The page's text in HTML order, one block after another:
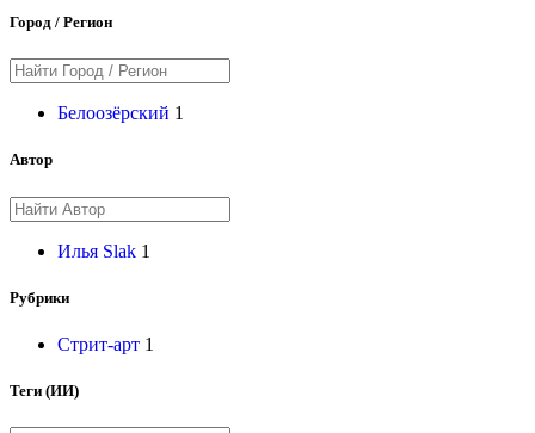
Город / Регион
Белоозёрский 1
Автор
Илья Slak 1
Рубрики
Стрит-арт 1
Теги (ИИ)